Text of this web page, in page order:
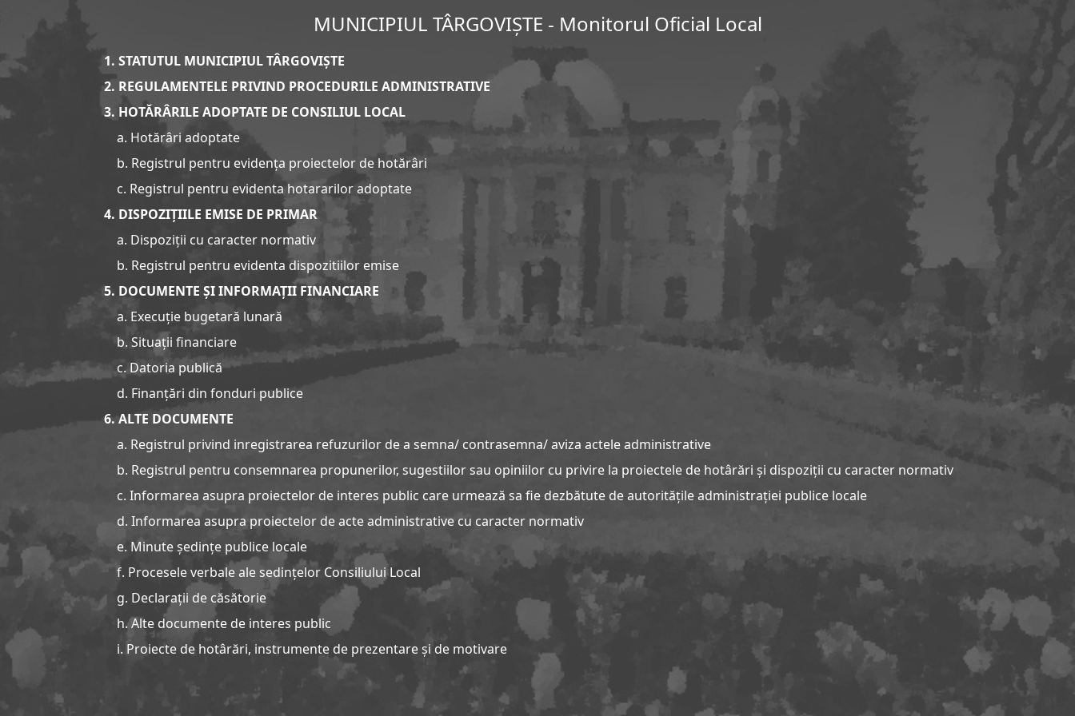
MUNICIPIUL TÂRGOVIȘTE - Monitorul Oficial Local
1. STATUTUL MUNICIPIUL TÂRGOVIȘTE
2. REGULAMENTELE PRIVIND PROCEDURILE ADMINISTRATIVE
3. HOTĂRÂRILE ADOPTATE DE CONSILIUL LOCAL
a. Hotărâri adoptate
b. Registrul pentru evidența proiectelor de hotărâri
c. Registrul pentru evidenta hotararilor adoptate
4. DISPOZIȚIILE EMISE DE PRIMAR
a. Dispoziții cu caracter normativ
b. Registrul pentru evidenta dispozitiilor emise
5. DOCUMENTE ȘI INFORMAȚII FINANCIARE
a. Execuție bugetară lunară
b. Situații financiare
c. Datoria publică
d. Finanțări din fonduri publice
6. ALTE DOCUMENTE
a. Registrul privind inregistrarea refuzurilor de a semna/ contrasemna/ aviza actele administrative
b. Registrul pentru consemnarea propunerilor, sugestiilor sau opiniilor cu privire la proiectele de hotârări și dispoziții cu caracter normativ
c. Informarea asupra proiectelor de interes public care urmează sa fie dezbătute de autoritățile administrației publice locale
d. Informarea asupra proiectelor de acte administrative cu caracter normativ
e. Minute ședințe publice locale
f. Procesele verbale ale sedințelor Consiliului Local
g. Declarații de căsătorie
h. Alte documente de interes public
i. Proiecte de hotârări, instrumente de prezentare și de motivare